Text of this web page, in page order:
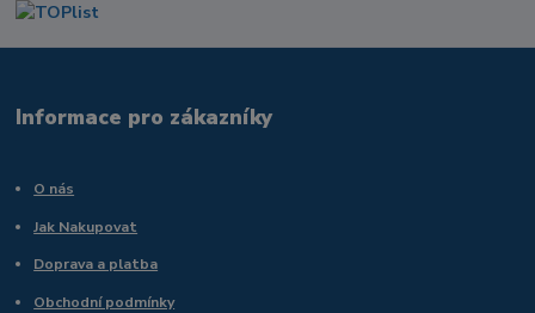
Informace pro zákazníky
O nás
Jak Nakupovat
Doprava a platba
Obchodní podmínky